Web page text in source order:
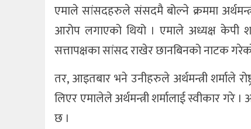
एमाले सांसदहरुले संसदमै बोल्ने क्रममा
आरोप लगाएको थियो । एमाले अध्यक्ष केपी
सत्तापक्षका सांसद राखेर छानबिनको नाटक
तर, आइतबार भने उनीहरुले अर्थमन्त्री शर्माले
लिएर एमालेले अर्थमन्त्री शर्मालाई स्वीकार गरे
छ ।